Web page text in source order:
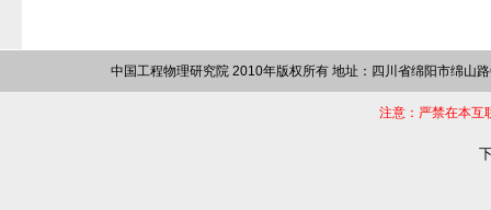
中国工程物理研究院 2010年版权所有 地址：四川省绵阳市绵山
注意：严禁在本互